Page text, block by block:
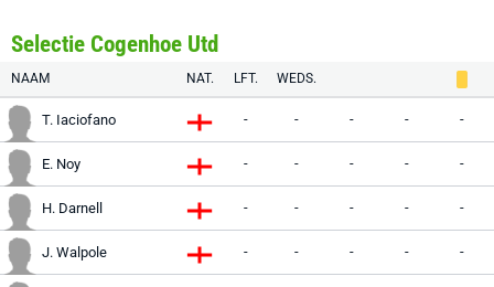
Selectie Cogenhoe Utd
NAAM NAT. LFT. WEDS.
T. Iaciofano - - - - -
E. Noy - - - - -
H. Darnell - - - - -
J. Walpole - - - - -